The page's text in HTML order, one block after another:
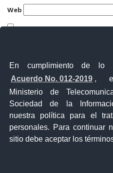
En cumplimiento de lo
Acuerdo No. 012-2019 ,
Ministerio de
Sociedad de la
nuestra política para el
personales. Para continuar
sitio debe aceptar los
Web
Guarda mi nombre,
Contacto
Ventanilla Única
Sistema Nacional